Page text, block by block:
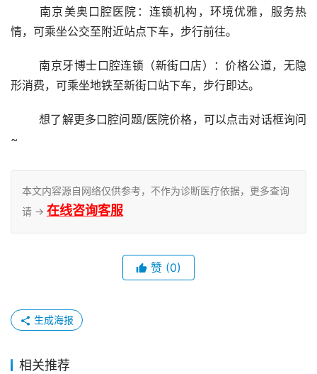
情，可乘坐公交至附近站点下车，步行前往。
形消费，可乘坐地铁至新街口站下车，步行即达。
	想了解更多口腔问题/医院价格，可以点击对话框询问
~
本文内容源自网络仅供参考，不作为诊断医疗依据，更多查询
请 → 在线咨询客服
赞 (0)
生成海报
相关推荐